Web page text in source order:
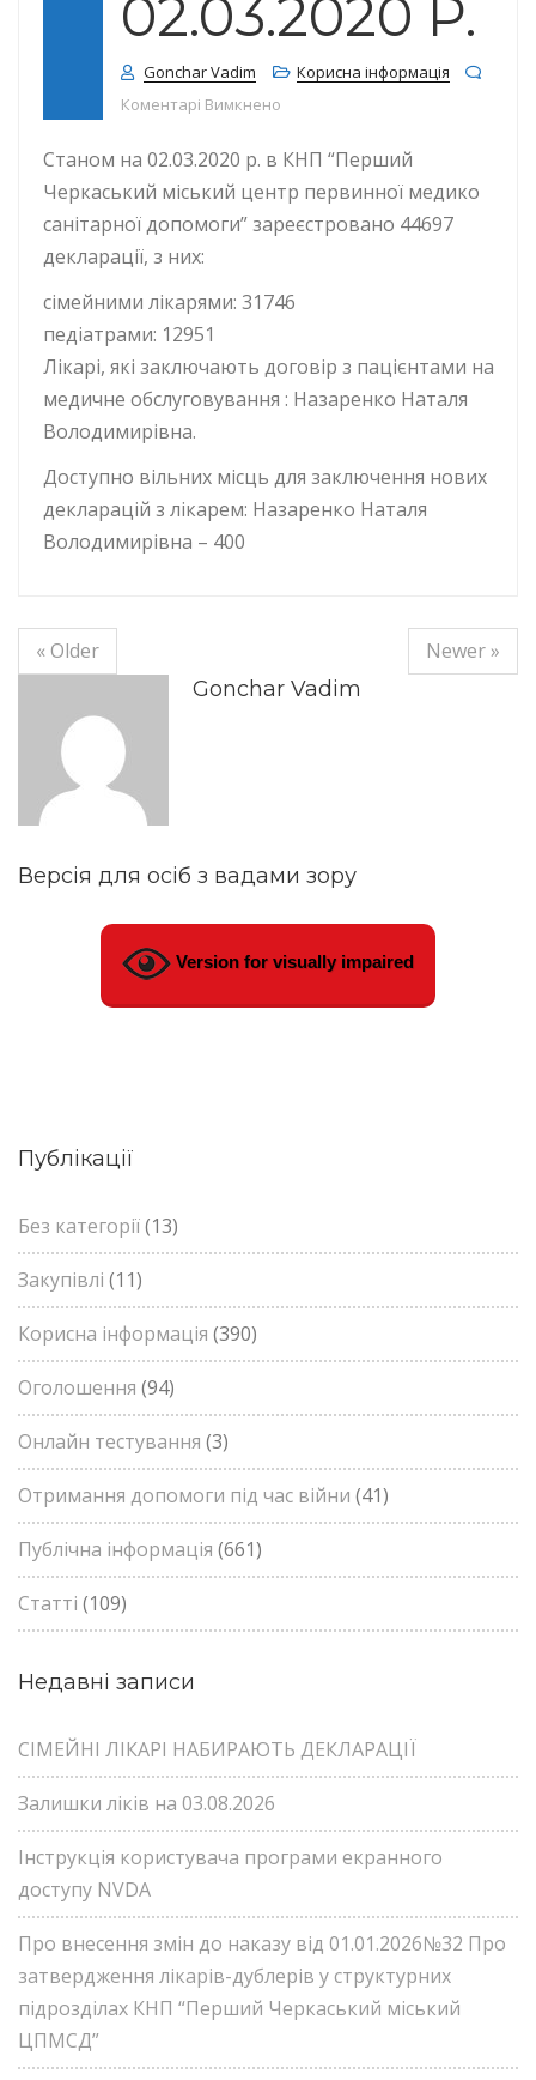
02.03.2020 Р.
Gonchar Vadim
Корисна інформація
Коментарі Вимкнено
Станом на 02.03.2020 р. в КНП “Перший
Черкаський міський центр первинної медико
санітарної допомоги” зареєстровано 44697
декларації, з них:
сімейними лікарями: 31746
педіатрами: 12951
Лікарі, які заключають договір з пацієнтами на
медичне обслуговування : Назаренко Наталя
Володимирівна.
Доступно вільних місць для заключення нових
декларацій з лікарем: Назаренко Наталя
Володимирівна – 400
« Older
Newer »
Gonchar Vadim
Версія для осіб з вадами зору
Version for visually impaired
Публікації
Без категорії(13)
Закупівлі (11)
Корисна інформація (390)
Оголошення (94)
Онлайн тестування (3)
Отримання допомоги під час війни (41)
Публічна інформація (661)
Статті (109)
Недавні записи
СІМЕЙНІ ЛІКАРІ НАБИРАЮТЬ ДЕКЛАРАЦІЇ
Залишки ліків на 03.08.2026
Інструкція користувача програми екранного
доступу NVDA
Про внесення змін до наказу від 01.01.2026№32 Про
затвердження лікарів-дублерів у структурних
підрозділах КНП “Перший Черкаський міський
ЦПМСД”